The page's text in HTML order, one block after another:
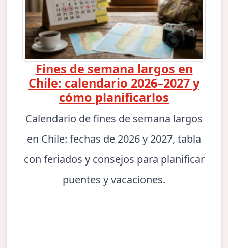
Fines de semana largos en
Chile: calendario 2026–2027 y
cómo planificarlos
Calendario de fines de semana largos
en Chile: fechas de 2026 y 2027, tabla
con feriados y consejos para planificar
puentes y vacaciones.